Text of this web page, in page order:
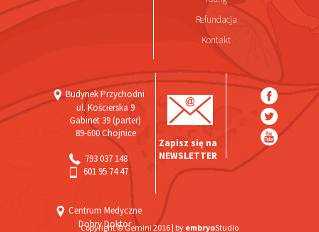
Refundacja
Kontakt
Budynek Przychodni
ul. Kościerska 9
Gabinet 39 (parter)
89-600 Chojnice
793 037 148‬
601 95 74 47
Centrum Medyczne
Dobry Doktor
Zapisz się na
NEWSLETTER
Copyright © Gemini 2016 | by embryoStudio